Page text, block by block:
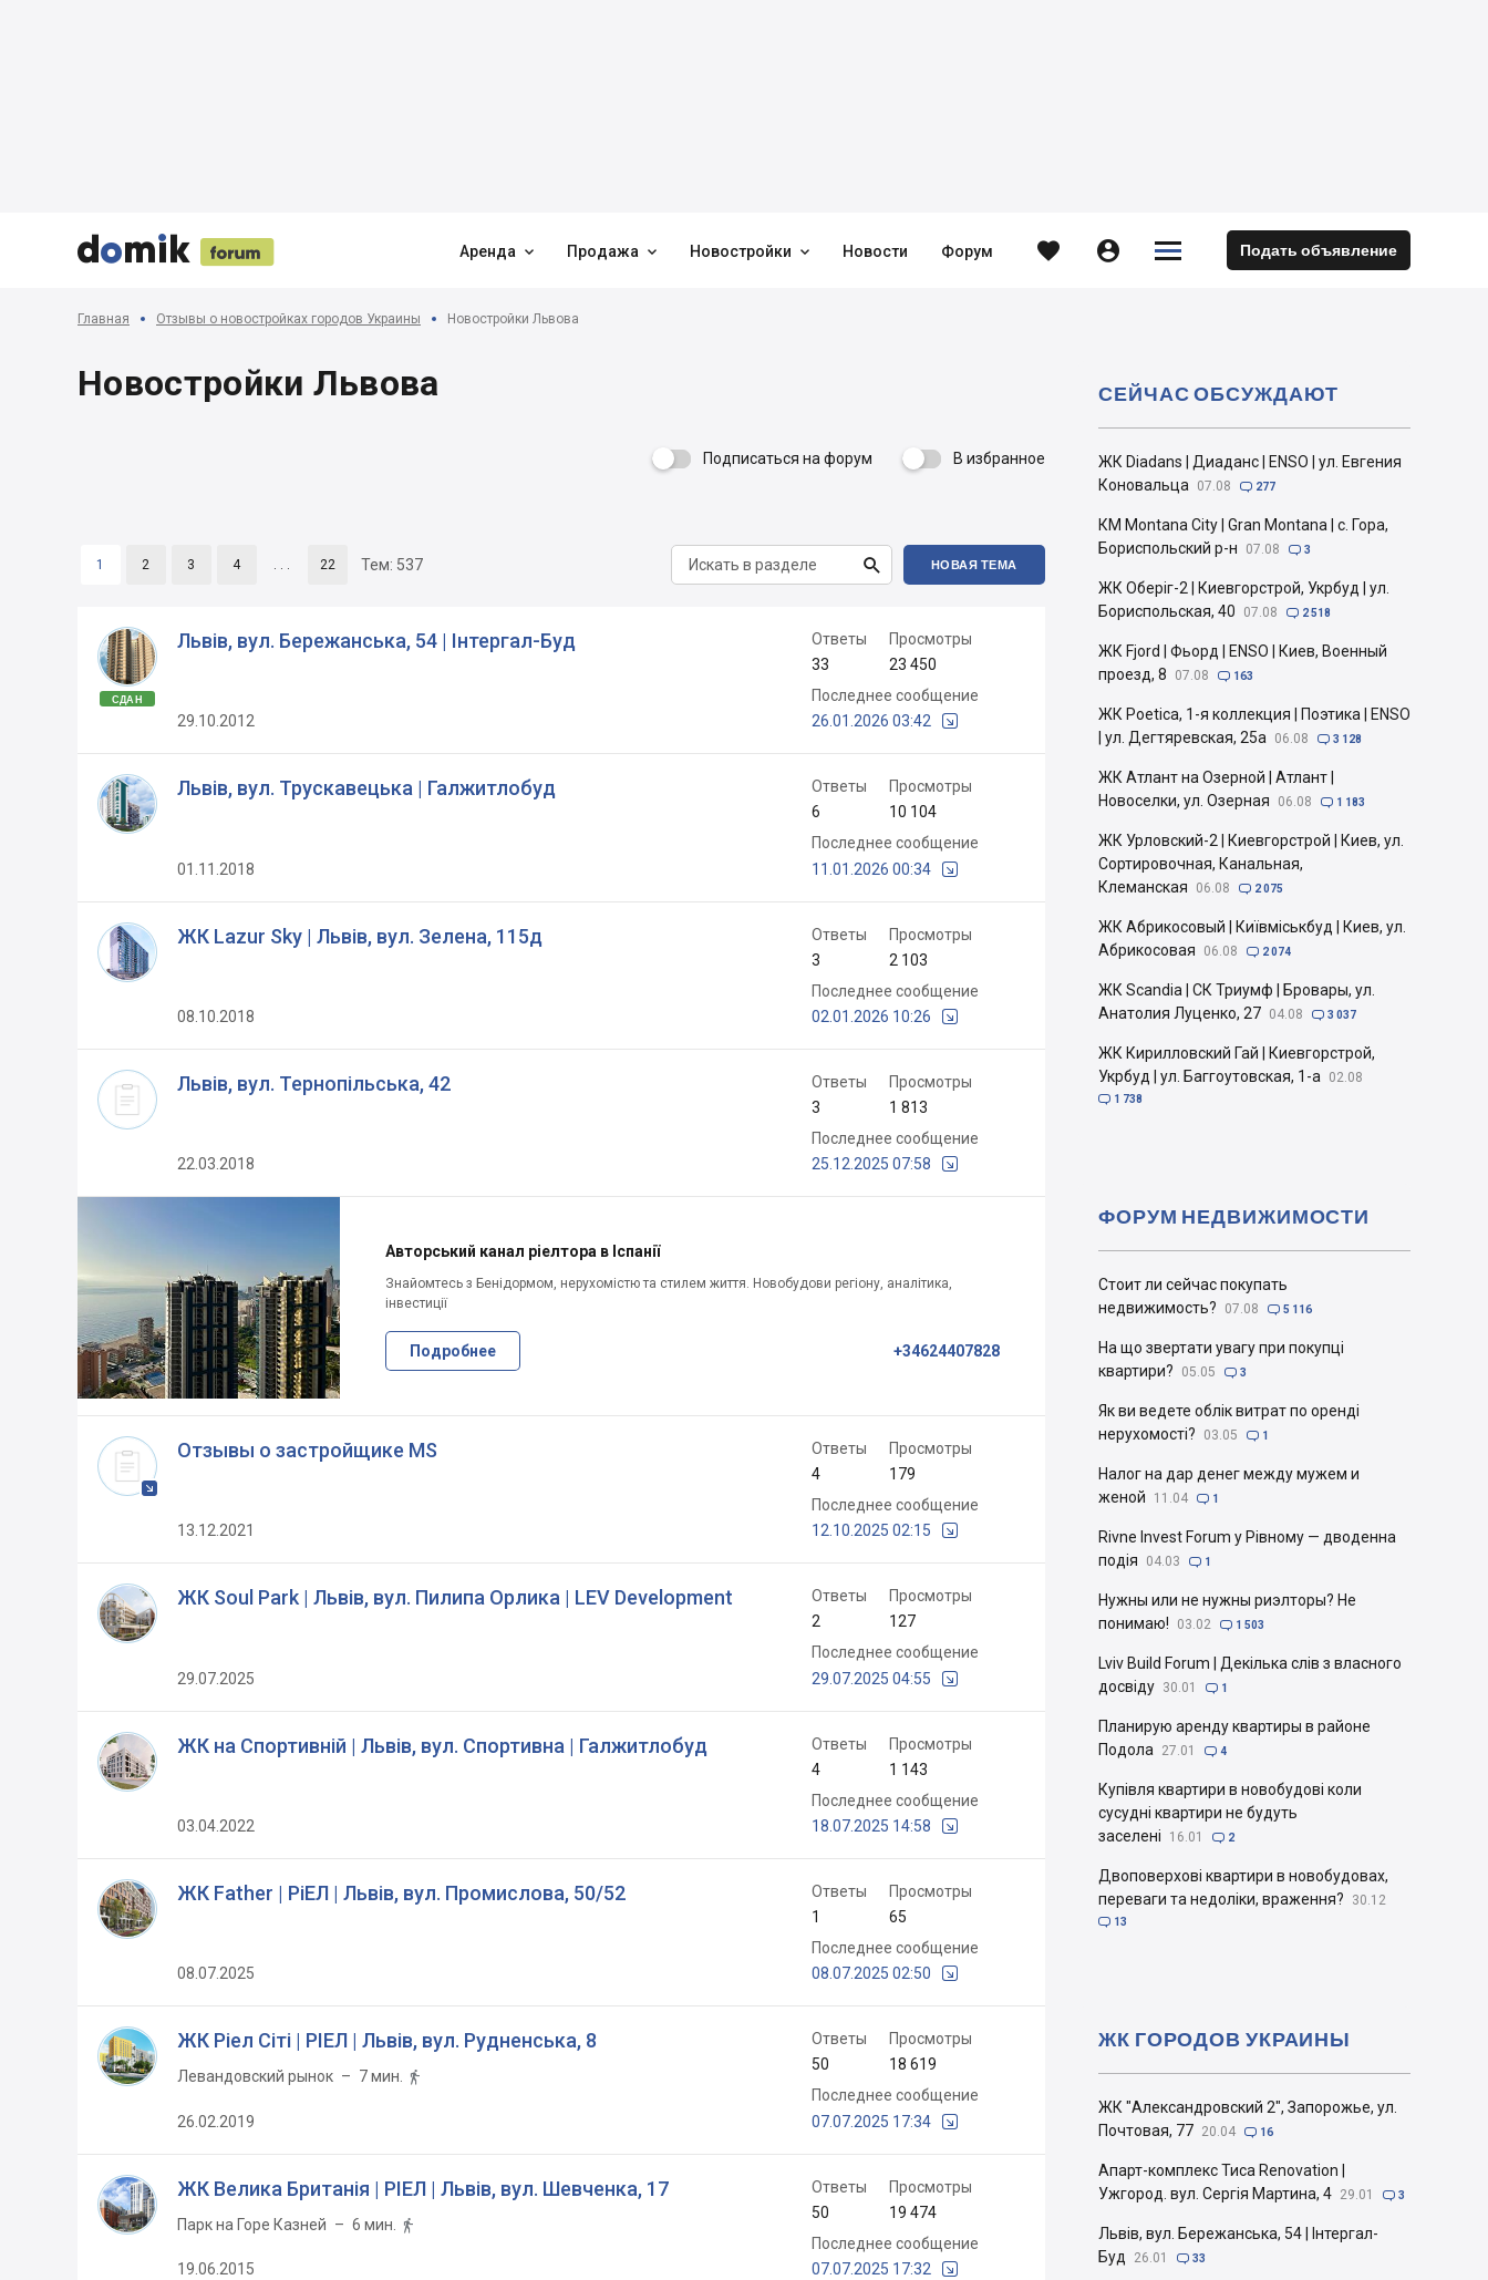


 
 Аренда  Продажа  Новостройки  Новости Форум   

 Подать объявление
Главная Отзывы о новостройках городов Украины Новостройки Львова
Новостройки Львова
Подписаться на форум  В избранное
1 2 3 4 . . . 22 Тем: 537  НОВАЯ ТЕМА
СДАН
Львів, вул. Бережанська, 54 | Інтергал-Буд
29.10.2012
Ответы
33
Просмотры
23 450
Последнее сообщение
26.01.2026 03:42
Львів, вул. Трускавецька | Галжитлобуд
01.11.2018
Ответы
6
Просмотры
10 104
Последнее сообщение
11.01.2026 00:34
ЖК Lazur Sky | Львів, вул. Зелена, 115д
08.10.2018
Ответы
3
Просмотры
2 103
Последнее сообщение
02.01.2026 10:26
Львів, вул. Тернопільська, 42
22.03.2018
Ответы
3
Просмотры
1 813
Последнее сообщение
25.12.2025 07:58
Отзывы о застройщике MS
13.12.2021
Ответы
4
Просмотры
179
Последнее сообщение
12.10.2025 02:15
ЖК Soul Park | Львів, вул. Пилипа Орлика | LEV Development
29.07.2025
Ответы
2
Просмотры
127
Последнее сообщение
29.07.2025 04:55
ЖК на Спортивній | Львів, вул. Спортивна | Галжитлобуд
03.04.2022
Ответы
4
Просмотры
1 143
Последнее сообщение
18.07.2025 14:58
ЖК Father | РіЕЛ | Львів, вул. Промислова, 50/52
08.07.2025
Ответы
1
Просмотры
65
Последнее сообщение
08.07.2025 02:50
ЖК Ріел Сіті | РІЕЛ | Львів, вул. Рудненська, 8
Левандовский рынок – 7 мин. 
26.02.2019
Ответы
50
Просмотры
18 619
Последнее сообщение
07.07.2025 17:34
ЖК Велика Британія | РІЕЛ | Львів, вул. Шевченка, 17
Парк на Горе Казней – 6 мин. 
19.06.2015
Ответы
50
Просмотры
19 474
Последнее сообщение
07.07.2025 17:32
Авторський канал ріелтора в Іспанії
Знайомтесь з Бенідормом, нерухомістю та стилем життя. Новобудови регіону, аналітика,
інвестиції
Подробнее +34624407828
ЖК Diadans | Диаданс | ENSO | ул. Евгения
Коновальца
07.08  277
КМ Montana City | Gran Montana | с. Гора,
Бориспольский р-н
07.08  3
ЖК Оберіг-2 | Киевгорстрой, Укрбуд | ул.
Бориспольская, 40
07.08  2 518
ЖК Fjord | Фьорд | ENSO | Киев, Военный
проезд, 8
07.08  163
ЖК Poetica, 1-я коллекция | Поэтика | ENSO
| ул. Дегтяревская, 25а
06.08  3 128
ЖК Атлант на Озерной | Атлант |
Новоселки, ул. Озерная
06.08  1 183
ЖК Урловский-2 | Киевгорстрой | Киев, ул.
Сортировочная, Канальная,
Клеманская
06.08  2 075
ЖК Абрикосовый | Київміськбуд | Киев, ул.
Абрикосовая
06.08  2 074
ЖК Scandia | СК Триумф | Бровары, ул.
Анатолия Луценко, 27 04.08  3 037
ЖК Кирилловский Гай | Киевгорстрой,
Укрбуд | ул. Баггоутовская, 1-а
02.08
 1 738
СЕЙЧАС ОБСУЖДАЮТ
Стоит ли сейчас покупать
недвижимость?
07.08  5 116
На що звертати увагу при покупці
квартири?
05.05  3
Як ви ведете облік витрат по оренді
нерухомості?
03.05  1
Налог на дар денег между мужем и
женой
11.04  1
Rivne Invest Forum у Рівному — дводенна
подія
04.03  1
Нужны или не нужны риэлторы? Не
понимаю!
03.02  1 503
Lviv Build Forum | Декілька слів з власного
досвіду 30.01  1
Планирую аренду квартиры в районе
Подола
27.01  4
Купівля квартири в новобудові коли
сусудні квартири не будуть
заселені
16.01  2
Двоповерхові квартири в новобудовах,
переваги та недоліки, враження?
30.12
 13
ФОРУМ НЕДВИЖИМОСТИ
ЖК "Александровский 2", Запорожье, ул.
Почтовая, 77 20.04  16
Апарт-комплекс Тиса Renovation |
Ужгород. вул. Сергія Мартина, 4 29.01  3
Львів, вул. Бережанська, 54 | Інтергал-
Буд
26.01  33
ЖК ГОРОДОВ УКРАИНЫ